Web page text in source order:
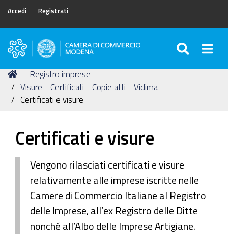
Accedi Registrati
Camera
Commercio
di
Modena
Tu
sei
qui:
Home
Registro imprese
Visure - Certificati - Copie atti - Vidima
Certificati e visure
Certificati e visure
Vengono rilasciati certificati e visure
relativamente alle imprese iscritte nelle
Camere di Commercio Italiane al Registro
delle Imprese, all’ex Registro delle Ditte
nonché all’Albo delle Imprese Artigiane.